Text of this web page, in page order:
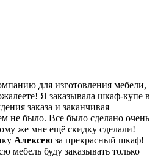
для изготовления мебели,
Я заказывала шкаф-купе в
заказа и заканчивая
не было. Все было сделано очень
же мне ещё скидку сделали!
Алексею за прекрасный шкаф!
мебель буду заказывать только